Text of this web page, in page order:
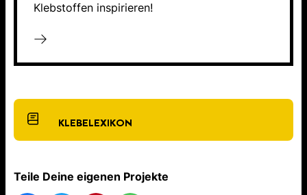
Klebstoffen inspirieren!
KLEBELEXIKON
Teile Deine eigenen Projekte